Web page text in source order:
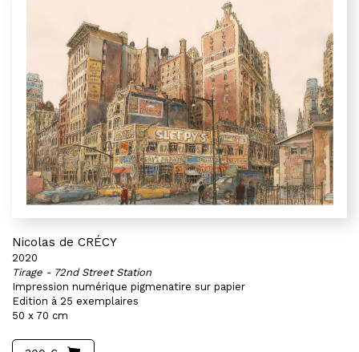
Nicolas de CRÉCY
2020
Tirage - 72nd Street Station
Impression numérique pigmenatire sur papier
Edition à 25 exemplaires
50 x 70 cm